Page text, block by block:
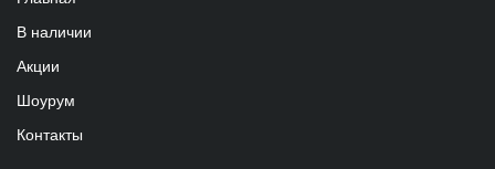
В наличии
Акции
Шоурум
Контакты